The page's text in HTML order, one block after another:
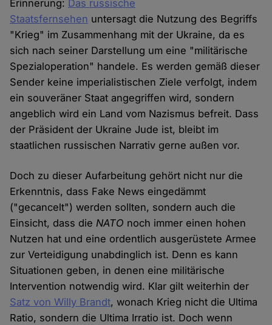
Erinnerung: Das russische
Staatsfernsehen untersagt die Nutzung des Begriffs
"Krieg" im Zusammenhang mit der Ukraine, da es
sich nach seiner Darstellung um eine "militärische
Spezialoperation" handele. Es werden gemäß dieser
Sender keine imperialistischen Ziele verfolgt, indem
ein souveräner Staat angegriffen wird, sondern
angeblich wird ein Land vom Nazismus befreit. Dass
der Präsident der Ukraine Jude ist, bleibt im
staatlichen russischen Narrativ gerne außen vor.
Doch zu dieser Aufarbeitung gehört nicht nur die
Erkenntnis, dass Fake News eingedämmt
("gecancelt") werden sollten, sondern auch die
Einsicht, dass dieNATO noch immer einen hohen
Nutzen hat und eine ordentlich ausgerüstete Armee
zur Verteidigung unabdinglich ist. Denn es kann
Situationen geben, in denen eine militärische
Intervention notwendig wird. Klar gilt weiterhin der
Satz von Willy Brandt, wonach Krieg nicht die Ultima
Ratio, sondern die Ultima Irratio ist. Doch wenn